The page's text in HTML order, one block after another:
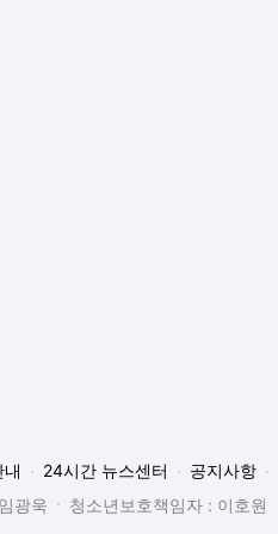
24시간 뉴스센터 공지사항
광욱
청소년보호책임자 : 이호원